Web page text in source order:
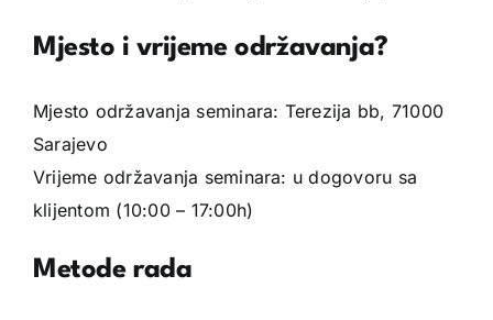
Mjesto i vrijeme održavanja?
Mjesto održavanja seminara: Terezija bb, 71000
Sarajevo
Vrijeme održavanja seminara: u dogovoru sa
klijentom (10:00 – 17:00h)
Metode rada